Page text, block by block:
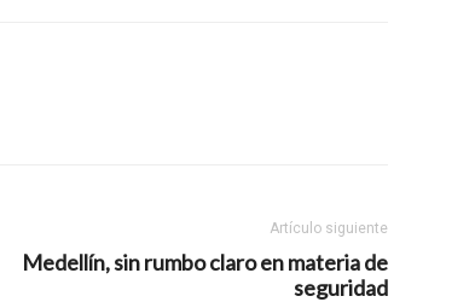
Artículo siguiente
Medellín, sin rumbo claro en materia de
seguridad